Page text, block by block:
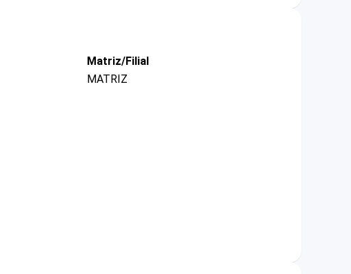
Matriz/Filial
MATRIZ